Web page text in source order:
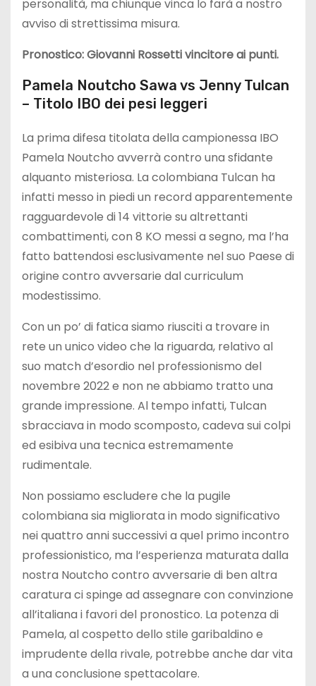
personalità, ma chiunque vinca lo farà a nostro
avviso di strettissima misura.
Pronostico: Giovanni Rossetti vincitore ai punti.
Pamela Noutcho Sawa vs Jenny Tulcan
– Titolo IBO dei pesi leggeri
La prima difesa titolata della campionessa IBO
Pamela Noutcho avverrà contro una sfidante
alquanto misteriosa. La colombiana Tulcan ha
infatti messo in piedi un record apparentemente
ragguardevole di 14 vittorie su altrettanti
combattimenti, con 8 KO messi a segno, ma l’ha
fatto battendosi esclusivamente nel suo Paese di
origine contro avversarie dal curriculum
modestissimo.
Con un po’ di fatica siamo riusciti a trovare in
rete un unico video che la riguarda, relativo al
suo match d’esordio nel professionismo del
novembre 2022 e non ne abbiamo tratto una
grande impressione. Al tempo infatti, Tulcan
sbracciava in modo scomposto, cadeva sui colpi
ed esibiva una tecnica estremamente
rudimentale.
Non possiamo escludere che la pugile
colombiana sia migliorata in modo significativo
nei quattro anni successivi a quel primo incontro
professionistico, ma l’esperienza maturata dalla
nostra Noutcho contro avversarie di ben altra
caratura ci spinge ad assegnare con convinzione
all’italiana i favori del pronostico. La potenza di
Pamela, al cospetto dello stile garibaldino e
imprudente della rivale, potrebbe anche dar vita
a una conclusione spettacolare.